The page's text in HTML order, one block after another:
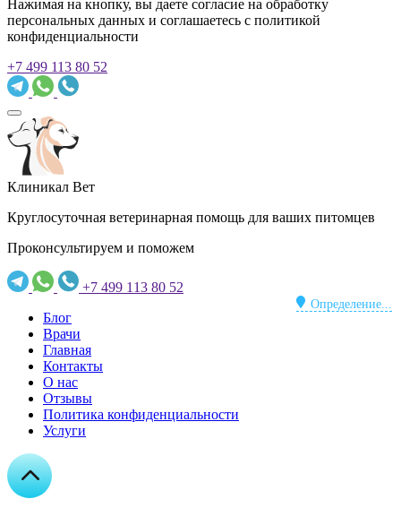
Нажимая на кнопку, вы даете согласие на обработку
персональных данных и соглашаетесь c политикой
конфиденциальности
+7 499 113 80 52
Клиникал Вет
Круглосуточная ветеринарная помощь для ваших питомцев
Проконсультируем и поможем
+7 499 113 80 52
Определение...
Блог
Врачи
Главная
Контакты
О нас
Отзывы
Политика конфиденциальности
Услуги